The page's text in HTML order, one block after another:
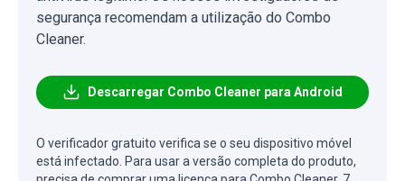
segurança recomendam a utilização do Combo
Cleaner.
Descarregar Combo Cleaner para Android
O verificador gratuito verifica se o seu dispositivo móvel
está infectado. Para usar a versão completa do produto,